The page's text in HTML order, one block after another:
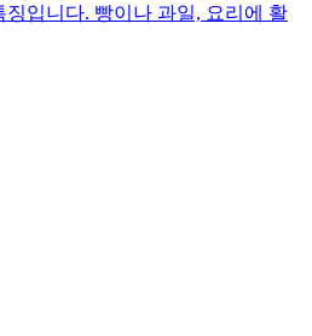
입니다. 빵이나 과일, 요리에 활